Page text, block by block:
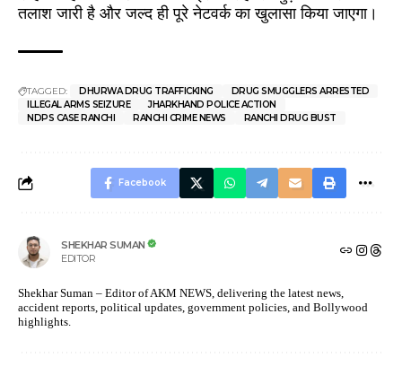
तलाश जारी है और जल्द ही पूरे नेटवर्क का खुलासा किया जाएगा।
TAGGED: DHURWA DRUG TRAFFICKING
DRUG SMUGGLERS ARRESTED
ILLEGAL ARMS SEIZURE
JHARKHAND POLICE ACTION
NDPS CASE RANCHI
RANCHI CRIME NEWS RANCHI DRUG BUST
Facebook
SHEKHAR SUMAN
EDITOR
Shekhar Suman – Editor of AKM NEWS, delivering the latest news,
accident reports, political updates, government policies, and Bollywood
highlights.